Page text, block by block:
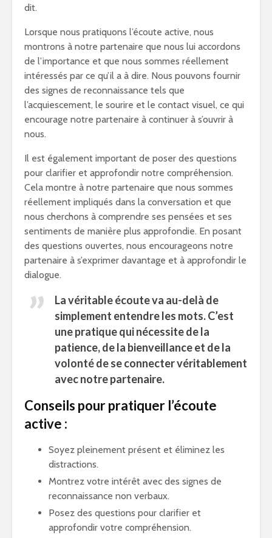
dit.
Lorsque nous pratiquons l’écoute active, nous
montrons à notre partenaire que nous lui accordons
de l’importance et que nous sommes réellement
intéressés par ce qu’il a à dire. Nous pouvons fournir
des signes de reconnaissance tels que
l’acquiescement, le sourire et le contact visuel, ce qui
encourage notre partenaire à continuer à s’ouvrir à
nous.
Il est également important de poser des questions
pour clarifier et approfondir notre compréhension.
Cela montre à notre partenaire que nous sommes
réellement impliqués dans la conversation et que
nous cherchons à comprendre ses pensées et ses
sentiments de manière plus approfondie. En posant
des questions ouvertes, nous encourageons notre
partenaire à s’exprimer davantage et à approfondir le
dialogue.
La véritable écoute va au-delà de
simplement entendre les mots. C’est
une pratique qui nécessite de la
patience, de la bienveillance et de la
volonté de se connecter véritablement
avec notre partenaire.
Conseils pour pratiquer l’écoute
active :
Soyez pleinement présent et éliminez les
distractions.
Montrez votre intérêt avec des signes de
reconnaissance non verbaux.
Posez des questions pour clarifier et
approfondir votre compréhension.